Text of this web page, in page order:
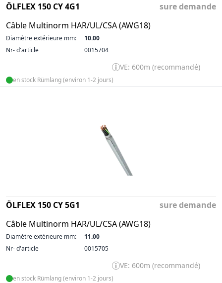
ÖLFLEX 150 CY 4G1
Câble Multinorm HAR/UL/CSA (AWG18)
sure demande
Diamètre extérieure mm:
10.00
Nr- d'article
0015704
VE: 600m (recommandé)
en stock Rümlang (environ 1-2 jours)
ÖLFLEX 150 CY 5G1
Câble Multinorm HAR/UL/CSA (AWG18)
sure demande
Diamètre extérieure mm:
11.00
Nr- d'article
0015705
VE: 600m (recommandé)
en stock Rümlang (environ 1-2 jours)